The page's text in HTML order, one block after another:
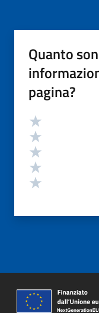
Quanto
pagina?
Valutazione